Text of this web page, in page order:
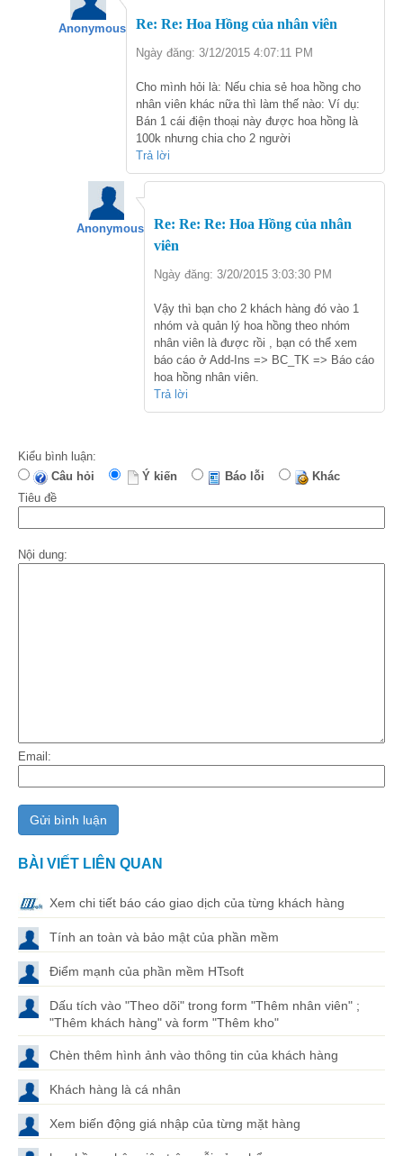
Anonymous Re: Re: Hoa Hồng của nhân viên
Ngày đăng: 3/12/2015 4:07:11 PM
Cho mình hỏi là: Nếu chia sẻ hoa hồng cho
nhân viên khác nữa thì làm thế nào: Ví dụ:
Bán 1 cái điện thoại này được hoa hồng là
100k nhưng chia cho 2 người
Trả lời
Anonymous
Re: Re: Re: Hoa Hồng của nhân
viên
Ngày đăng: 3/20/2015 3:03:30 PM
Vậy thì bạn cho 2 khách hàng đó vào 1
nhóm và quản lý hoa hồng theo nhóm
nhân viên là được rồi , bạn có thể xem
báo cáo ở Add-Ins => BC_TK => Báo cáo
hoa hồng nhân viên.
Trả lời
Kiểu bình luận:
Câu hỏi
Ý kiến Báo lỗi
Khác
Tiêu đề
Nội dung:
Email:
BÀI VIẾT LIÊN QUAN
Xem chi tiết báo cáo giao dịch của từng khách hàng
Tính an toàn và bảo mật của phần mềm
Điểm mạnh của phần mềm HTsoft
Dấu tích vào "Theo dõi" trong form "Thêm nhân viên" ;
"Thêm khách hàng" và form "Thêm kho"
Chèn thêm hình ảnh vào thông tin của khách hàng
Khách hàng là cá nhân
Xem biến động giá nhập của từng mặt hàng